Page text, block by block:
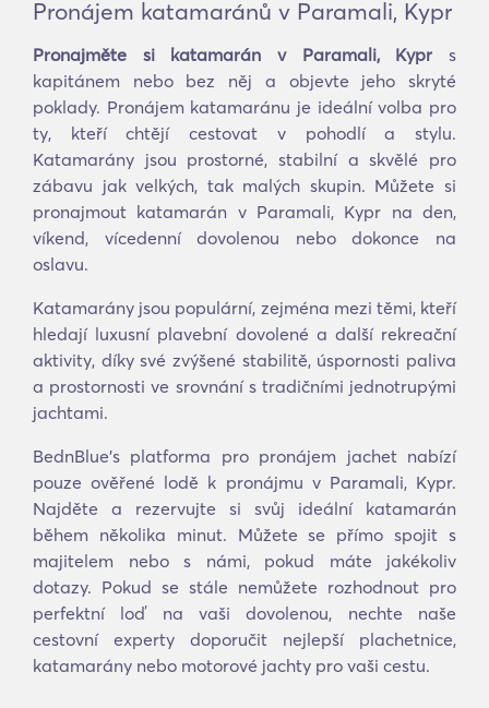
Pronájem katamaránů v Paramali, Kypr
Pronajměte si katamarán v Paramali, Kypr s
kapitánem nebo bez něj a objevte jeho skryté
poklady. Pronájem katamaránu je ideální volba pro
ty, kteří chtějí cestovat v pohodlí a stylu.
Katamarány jsou prostorné, stabilní a skvělé pro
zábavu jak velkých, tak malých skupin. Můžete si
pronajmout katamarán v Paramali, Kypr na den,
víkend, vícedenní dovolenou nebo dokonce na
oslavu.
Katamarány jsou populární, zejména mezi těmi, kteří
hledají luxusní plavební dovolené a další rekreační
aktivity, díky své zvýšené stabilitě, úspornosti paliva
a prostornosti ve srovnání s tradičními jednotrupými
jachtami.
BednBlue's platforma pro pronájem jachet nabízí
pouze ověřené lodě k pronájmu v Paramali, Kypr.
Najděte a rezervujte si svůj ideální katamarán
během několika minut. Můžete se přímo spojit s
majitelem nebo s námi, pokud máte jakékoliv
dotazy. Pokud se stále nemůžete rozhodnout pro
perfektní loď na vaši dovolenou, nechte naše
cestovní experty doporučit nejlepší plachetnice,
katamarány nebo motorové jachty pro vaši cestu.